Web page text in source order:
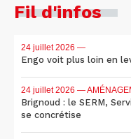
Fil d'infos
24 juillet 2026 —
Engo voit plus loin en
24 juillet 2026 —
Brignoud : le SERM,
se concrétise